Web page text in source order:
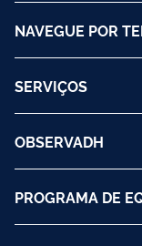
NAVEGUE POR
SERVIÇOS
OBSERVADH
PROGRAMA DE